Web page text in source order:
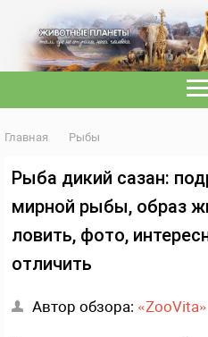
Главная Рыбы
Рыба дикий сазан:
мирной рыбы, образ
ловить, фото,
отличить
Автор обзора: «ZooVita»